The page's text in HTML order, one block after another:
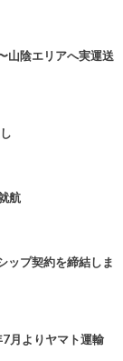
山陰エリアへ実運送
航
ップ契約を締結しま
月よりヤマト運輸